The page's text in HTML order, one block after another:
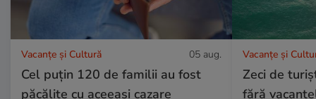
Vacanțe și Cultură 05 aug.
Cel puțin 120 de familii au fost
păcălite cu aceeași cazare
Vacanțe și
Zeci de
fără